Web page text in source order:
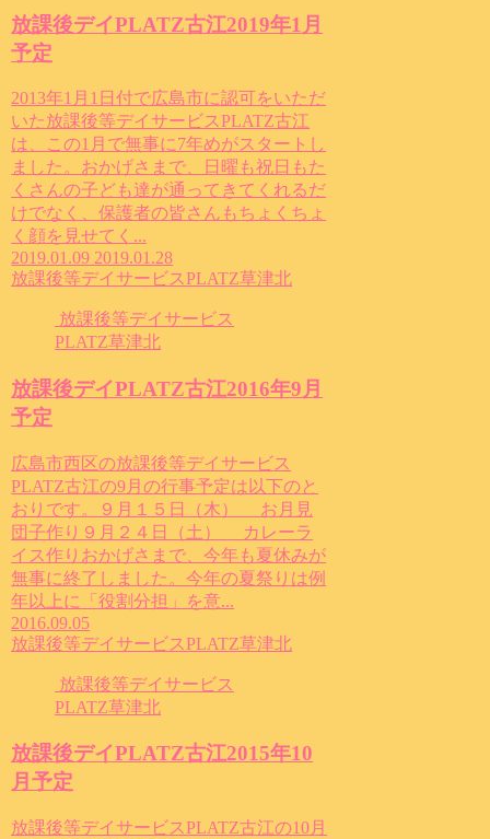
放課後デイPLATZ古江2019年1月
予定
2013年1月1日付で広島市に認可をいただ
いた放課後等デイサービスPLATZ古江
は、この1月で無事に7年めがスタートし
ました。おかげさまで、日曜も祝日もた
くさんの子ども達が通ってきてくれるだ
けでなく、保護者の皆さんもちょくちょ
く顔を見せてく...
2019.01.09 2019.01.28
放課後等デイサービスPLATZ草津北
放課後等デイサービス
PLATZ草津北
放課後デイPLATZ古江2016年9月
予定
広島市西区の放課後等デイサービス
PLATZ古江の9月の行事予定は以下のと
おりです。９月１５日（木） お月見
団子作り９月２４日（土） カレーラ
イス作りおかげさまで、今年も夏休みが
無事に終了しました。今年の夏祭りは例
年以上に「役割分担」を意...
2016.09.05
放課後等デイサービスPLATZ草津北
放課後等デイサービス
PLATZ草津北
放課後デイPLATZ古江2015年10
月予定
放課後等デイサービスPLATZ古江の10月